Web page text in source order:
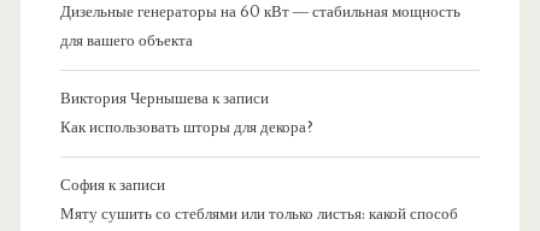
Дизельные генераторы на 60 кВт — стабильная мощность
для вашего объекта
Виктория Чернышевак записи
Как использовать шторы для декора?
Софияк записи
Мяту сушить со стеблями или только листья: какой способ